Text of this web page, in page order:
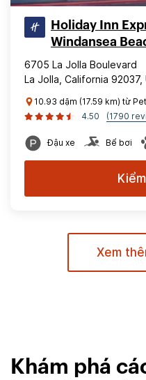
Holiday Inn
Windansea
6705 La Jolla Boulevard
La Jolla, California
10.93 dặm (17.59 km) từ
4.50
(1790
Đậu xe Bể bơi
Xem
Khám phá